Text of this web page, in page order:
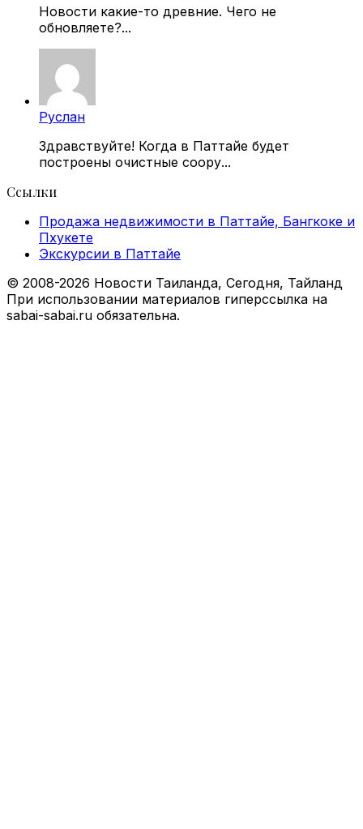
Новости какие-то древние. Чего не
обновляете?...
Руслан
Здравствуйте! Когда в Паттайе будет
построены очистные соору...
Ссылки
Продажа недвижимости в Паттайе, Бангкоке и
Пхукете
Экскурсии в Паттайе
© 2008-2026 Новости Таиланда, Сегодня, Тайланд
При использовании материалов гиперссылка на
sabai-sabai.ru обязательна.